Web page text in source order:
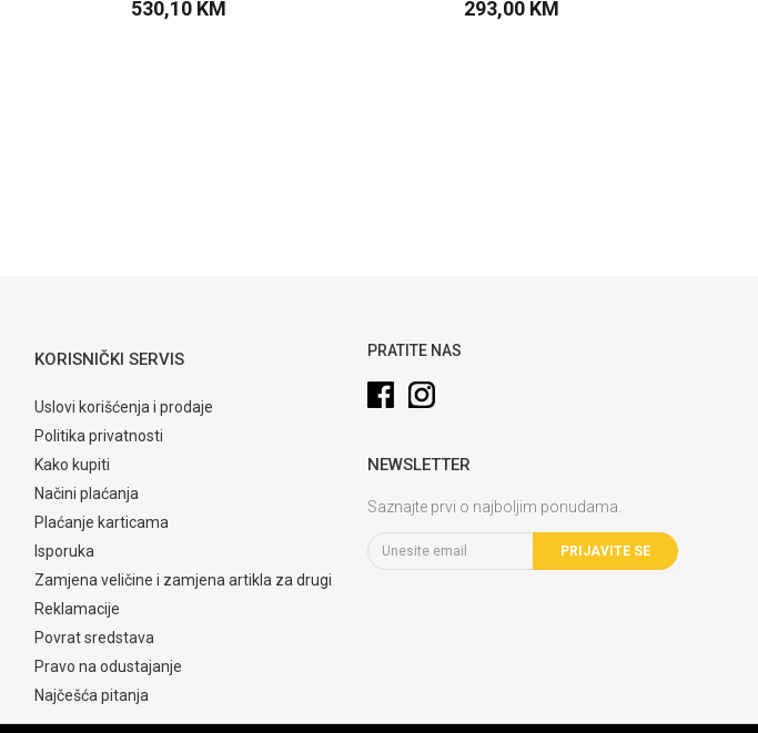
530,10 KM 293,00 KM
KORISNIČKI SERVIS
Uslovi korišćenja i prodaje
Politika privatnosti
Kako kupiti
Načini plaćanja
Plaćanje karticama
Isporuka
Zamjena veličine i zamjena artikla za drugi
Reklamacije
Povrat sredstava
Pravo na odustajanje
Najčešća pitanja
PRATITE NAS
NEWSLETTER
Saznajte prvi o najboljim ponudama.
PRIJAVITE SE